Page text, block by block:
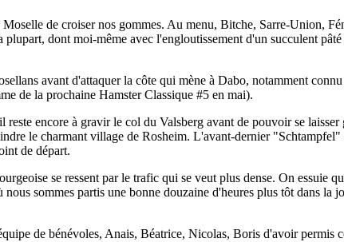
de croiser nos gommes. Au menu, Bitche, Sarre-Union,
dont moi-même avec l'engloutissement d'un succulent
avant d'attaquer la côte qui mène à Dabo, notamment
de la prochaine Hamster Classique #5 en mai).
reste encore à gravir le col du Valsberg avant de pouvoir se
le charmant village de Rosheim. L'avant-dernier
de départ.
se ressent par le trafic qui se veut plus dense. On essuie
sommes partis une bonne douzaine d'heures plus tôt dans la
de bénévoles, Anais, Béatrice, Nicolas, Boris d'avoir permis